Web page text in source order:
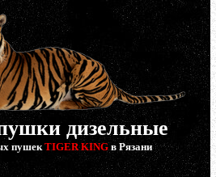
дизельные
пушекTIGER KINGв Рязани